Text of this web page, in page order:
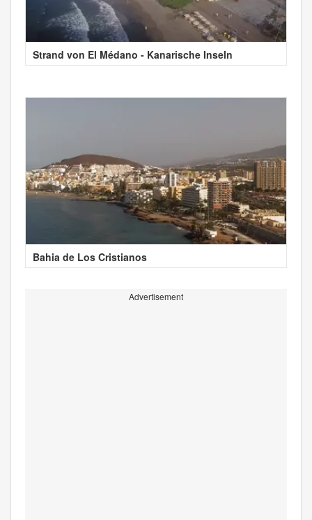
Strand von El Médano - Kanarische Inseln
Bahia de Los Cristianos
Advertisement